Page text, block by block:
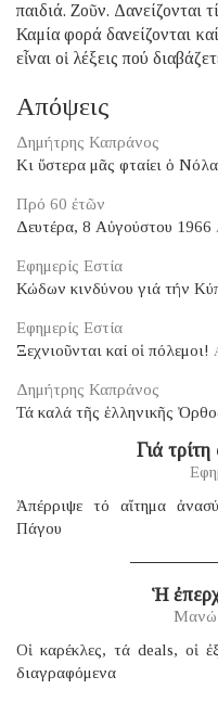
παιδιά. Ζοῦν. Δανείζονται
Καμία φορά δανείζονται
εἶναι οἱ λέξεις πού
Απόψεις
Δημήτρης Καπράνος
Κι ὕστερα μᾶς φταίει ὁ
Πρό 60 ἐτῶν
Δευτέρα, 8 Αὐγούστου 1966
Εφημερίς Εστία
Κώδων κινδύνου γιά τήν
Εφημερίς Εστία
Ξεχνιοῦνται καί οἱ πόλεμοι!
Δημήτρης Καπράνος
Τά καλά τῆς ἑλληνικῆς
Γιά
Ἀπέρριψε τό αἴτημα
Πάγου
Ἡ
Οἱ καρέκλες, τά deals, οἱ
διαγραφόμενα